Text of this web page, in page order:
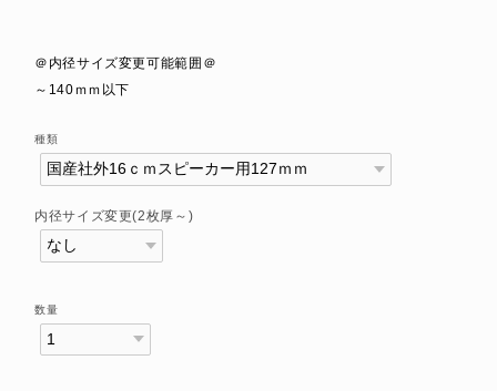
＠内径サイズ変更可能範囲＠
～140ｍｍ以下
種類
内径サイズ変更(2枚厚～)
数量